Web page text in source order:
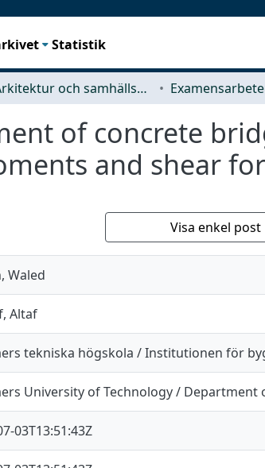
Statistik
Arkitektur och samhällsbyggnadsteknik (ACE)
of concrete
and shear
Visa enkel post
Waled
Altaf
tekniska högskola / Institutionen för
University of Technology /
03T13:51:43Z